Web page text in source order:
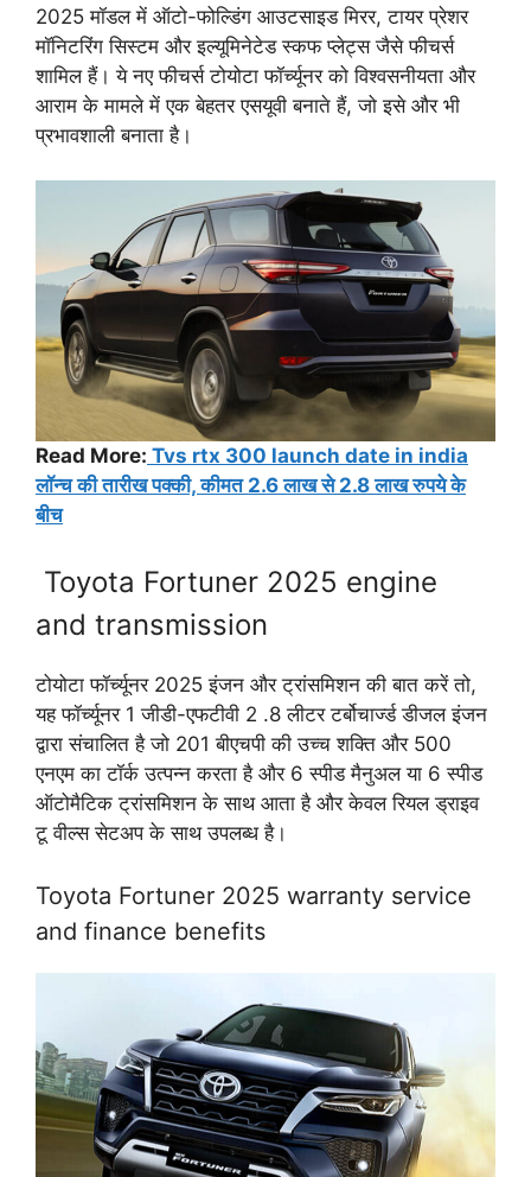
2025 मॉडल में ऑटो-फोल्डिंग आउटसाइड मिरर, टायर प्रेशर
मॉनिटरिंग सिस्टम और इल्यूमिनेटेड स्कफ प्लेट्स जैसे फीचर्स
शामिल हैं। ये नए फीचर्स टोयोटा फॉर्च्यूनर को विश्वसनीयता और
आराम के मामले में एक बेहतर एसयूवी बनाते हैं, जो इसे और भी
प्रभावशाली बनाता है।
Read More: Tvs rtx 300 launch date in india
लॉन्च की तारीख पक्की, कीमत 2.6 लाख से 2.8 लाख रुपये के
बीच
Toyota Fortuner 2025 engine
and transmission
टोयोटा फॉर्च्यूनर 2025 इंजन और ट्रांसमिशन की बात करें तो,
यह फॉर्च्यूनर 1 जीडी-एफटीवी 2 .8 लीटर टर्बोचार्ज्ड डीजल इंजन
द्वारा संचालित है जो 201 बीएचपी की उच्च शक्ति और 500
एनएम का टॉर्क उत्पन्न करता है और 6 स्पीड मैनुअल या 6 स्पीड
ऑटोमैटिक ट्रांसमिशन के साथ आता है और केवल रियल ड्राइव
टू वील्स सेटअप के साथ उपलब्ध है।
Toyota Fortuner 2025 warranty service
and finance benefits